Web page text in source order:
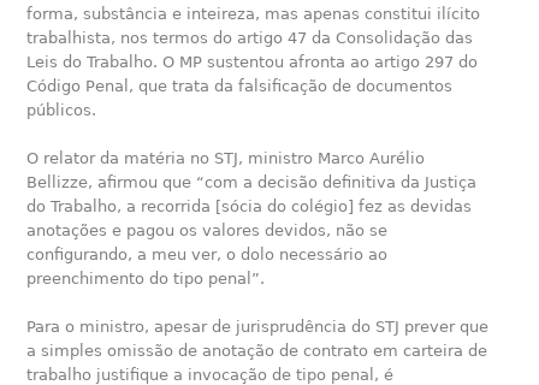
forma, substância e inteireza, mas apenas constitui ilícito
trabalhista, nos termos do artigo 47 da Consolidação das
Leis do Trabalho. O MP sustentou afronta ao artigo 297 do
Código Penal, que trata da falsificação de documentos
públicos.
O relator da matéria no STJ, ministro Marco Aurélio
Bellizze, afirmou que “com a decisão definitiva da Justiça
do Trabalho, a recorrida [sócia do colégio] fez as devidas
anotações e pagou os valores devidos, não se
configurando, a meu ver, o dolo necessário ao
preenchimento do tipo penal”.
Para o ministro, apesar de jurisprudência do STJ prever que
a simples omissão de anotação de contrato em carteira de
trabalho justifique a invocação de tipo penal, é